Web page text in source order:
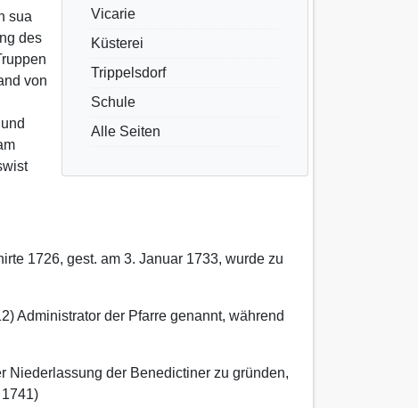
Vicarie
Küsterei
Trippelsdorf
Schule
Alle Seiten
sua
des
von
1726, gest. am 3. Januar 1733, wurde zu
Administrator der Pfarre genannt, während
Niederlassung der Benedictiner zu gründen,